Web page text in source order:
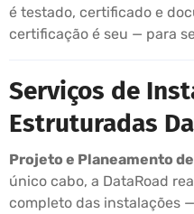
é testado, certificado e
certificação é seu — para
Serviços de
Estruturadas
Projeto e Planeamento
único cabo, a DataRoad
completo das instalações